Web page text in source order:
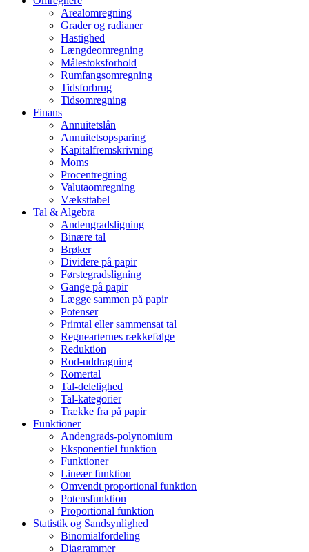
Arealomregning
Grader og radianer
Hastighed
Længdeomregning
Målestoksforhold
Rumfangsomregning
Tidsforbrug
Tidsomregning
Finans
Annuitetslån
Annuitetsopsparing
Kapitalfremskrivning
Moms
Procentregning
Valutaomregning
Væksttabel
Tal & Algebra
Andengradsligning
Binære tal
Brøker
Dividere på papir
Førstegradsligning
Gange på papir
Lægge sammen på papir
Potenser
Primtal eller sammensat tal
Regnearternes rækkefølge
Reduktion
Rod-uddragning
Romertal
Tal-delelighed
Tal-kategorier
Trække fra på papir
Funktioner
Andengrads-polynomium
Eksponentiel funktion
Funktioner
Lineær funktion
Omvendt proportional funktion
Potensfunktion
Proportional funktion
Statistik og Sandsynlighed
Binomialfordeling
Diagrammer